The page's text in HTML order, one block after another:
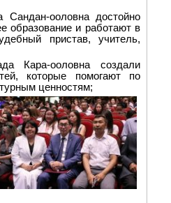
ооловна достойно
образование и работают в
пристав, учитель,
Кара-ооловна создали
которые помогают по
ценностям;